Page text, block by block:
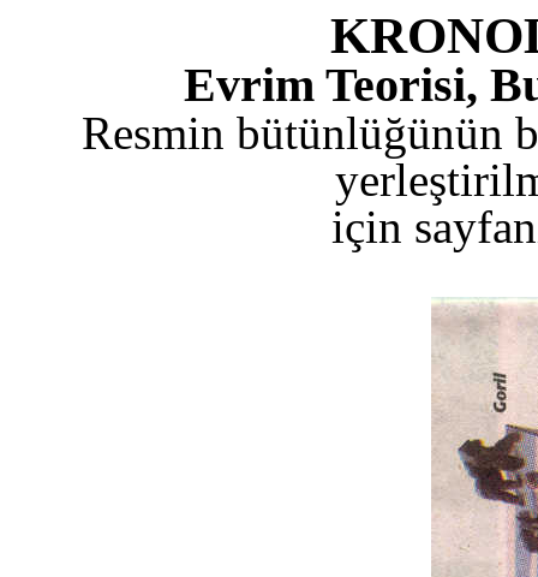
Evrim Teorisi,
Resmin bütünlüğünün
için